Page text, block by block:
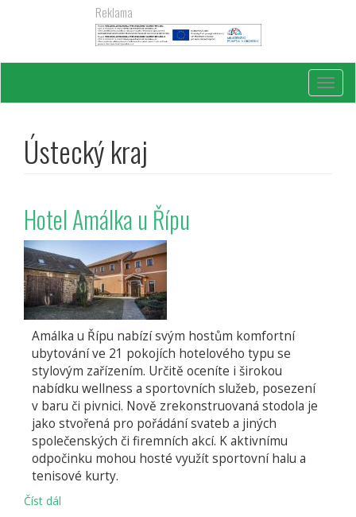
Reklama
Ústecký kraj
Hotel Amálka u Řípu
Amálka u Řípu nabízí svým hostům komfortní
ubytování ve 21 pokojích hotelového typu se
stylovým zařízením. Určitě oceníte i širokou
nabídku wellness a sportovních služeb, posezení
v baru či pivnici. Nově zrekonstruovaná stodola je
jako stvořená pro pořádání svateb a jiných
společenských či firemních akcí. K aktivnímu
odpočinku mohou hosté využít sportovní halu a
tenisové kurty.
Číst dál